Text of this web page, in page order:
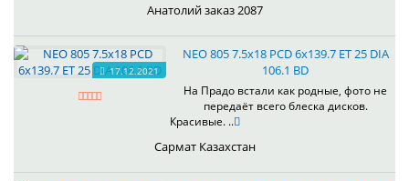
Анатолий заказ 2087
17.12.2021
NEO 805 7.5x18 PCD 6x139.7 ET 25 DIA
106.1 BD
На Прадо встали как родные, фото не
передаёт всего блеска дисков.
Красивые. ..
Сармат Казахстан